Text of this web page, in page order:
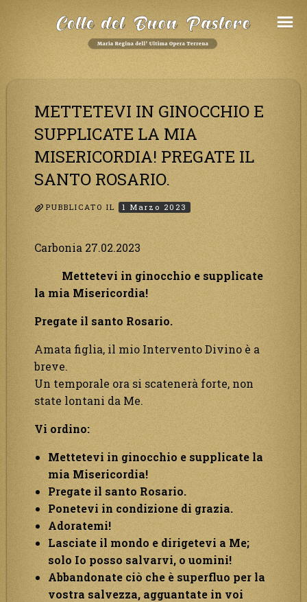
METTETEVI IN GINOCCHIO E
SUPPLICATE LA MIA
MISERICORDIA! PREGATE IL
SANTO ROSARIO.
PUBBLICATO IL 1 Marzo 2023
Carbonia 27.02.2023
Mettetevi in ginocchio e supplicate
la mia Misericordia!
Pregate il santo Rosario.
Amata figlia, il mio Intervento Divino è a
breve.
Un temporale ora si scatenerà forte, non
state lontani da Me.
Vi ordino:
Mettetevi in ginocchio e supplicate la
mia Misericordia!
Pregate il santo Rosario.
Ponetevi in condizione di grazia.
Adoratemi!
Lasciate il mondo e dirigetevi a Me;
solo Io posso salvarvi, o uomini!
Abbandonate ciò che è superfluo per la
vostra salvezza, agguantate in voi